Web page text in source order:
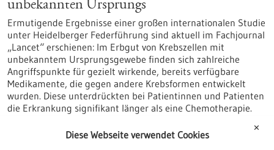
unbekannten Ursprungs
Ermutigende Ergebnisse einer großen internationalen Studie
unter Heidelberger Federführung sind aktuell im Fachjournal
„Lancet“ erschienen: Im Erbgut von Krebszellen mit
unbekanntem Ursprungsgewebe finden sich zahlreiche
Angriffspunkte für gezielt wirkende, bereits verfügbare
Medikamente, die gegen andere Krebsformen entwickelt
wurden. Diese unterdrückten bei Patientinnen und Patienten
die Erkrankung signifikant länger als eine Chemotherapie.
bw.de/fachbeitrag/pm/zielgerichtete-therapie-bei-krebs-
✕
Diese Webseite verwendet Cookies